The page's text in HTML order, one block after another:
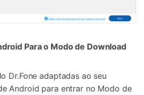
Para o Modo de Download
Dr.Fone adaptadas ao seu
Android para entrar no Modo de